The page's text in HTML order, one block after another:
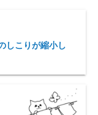
しこりが縮小し